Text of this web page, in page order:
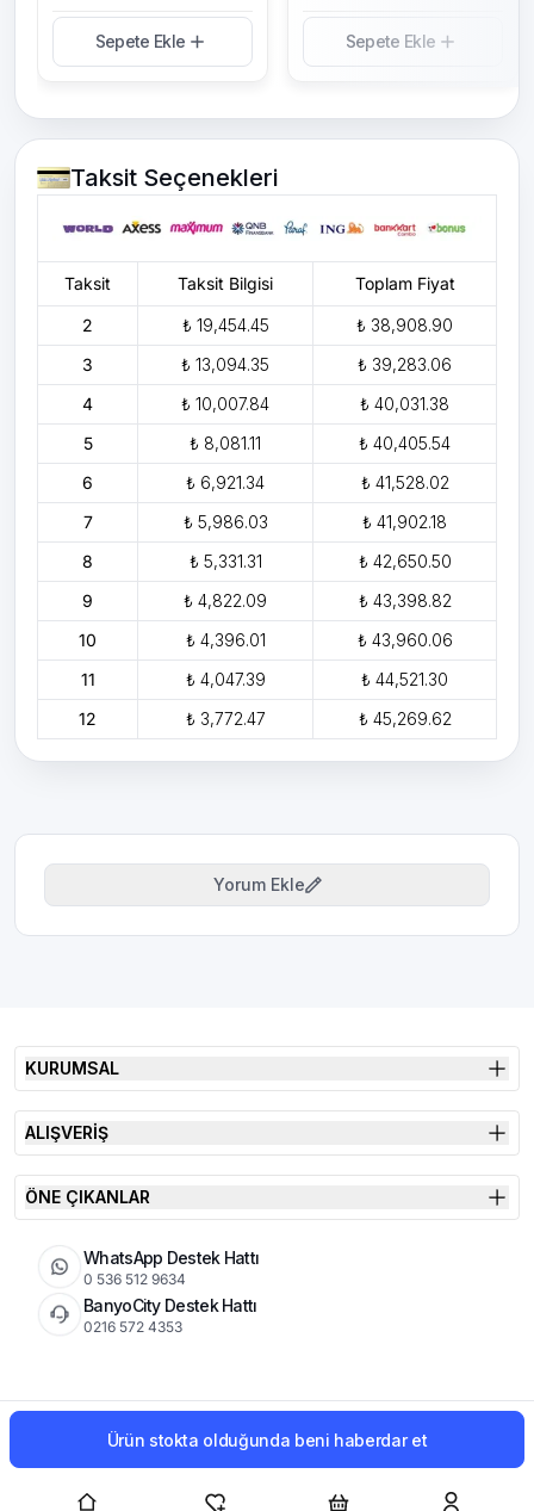
Ürün stokta olduğunda beni haberdar et
Sepete Ekle Sepete Ekle
Taksit Seçenekleri
Taksit Taksit Bilgisi Toplam Fiyat
2 ₺ 19,454.45
₺ 38,908.90
3
₺ 13,094.35
₺ 39,283.06
4
₺ 10,007.84
₺ 40,031.38
5
₺ 8,081.11
₺ 40,405.54
6
₺ 6,921.34
₺ 41,528.02
7
₺ 5,986.03
₺ 41,902.18
8
₺ 5,331.31
₺ 42,650.50
9
₺ 4,822.09
₺ 43,398.82
10
₺ 4,396.01
₺ 43,960.06
11
₺ 4,047.39
₺ 44,521.30
12
₺ 3,772.47 ₺ 45,269.62
Yorum Ekle
KURUMSAL
ALIŞVERİŞ
ÖNE ÇIKANLAR
WhatsApp Destek Hattı
0 536 512 9634
BanyoCity Destek Hattı
0216 572 4353
© 2026 Şimşek Banyo & Seramik | Tüm Hakları Saklıdır